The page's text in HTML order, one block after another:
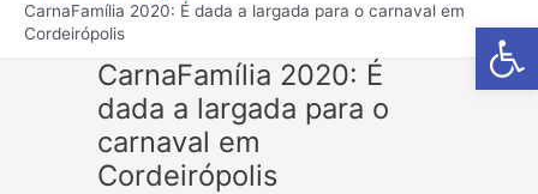
Barra de
CarnaFamília 2020: É dada a largada para o carnaval em
Cordeirópolis
CarnaFamília 2020: É
dada a largada para o
carnaval em
Cordeirópolis